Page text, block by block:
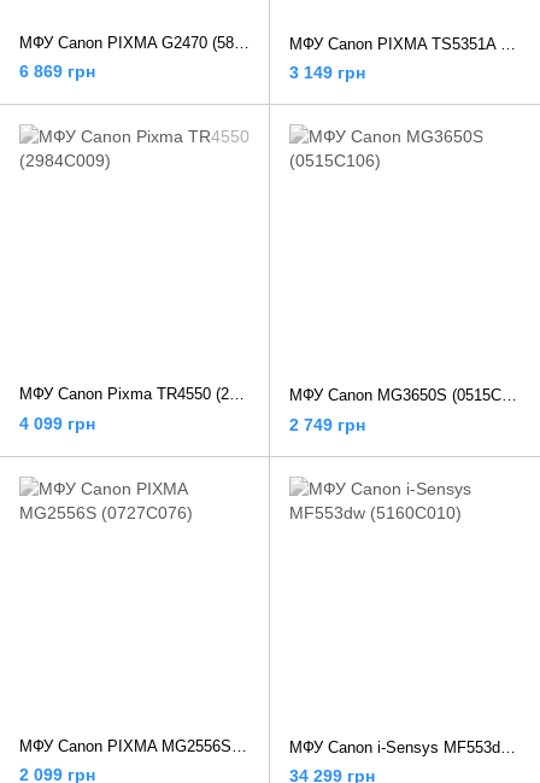
6 869 грн 3 149 грн
МФУ Canon Pixma TR4550 (2984C009)
4 099 грн
МФУ Canon MG3650S (0515C106)
2 749 грн
2 099 грн 34 299 грн